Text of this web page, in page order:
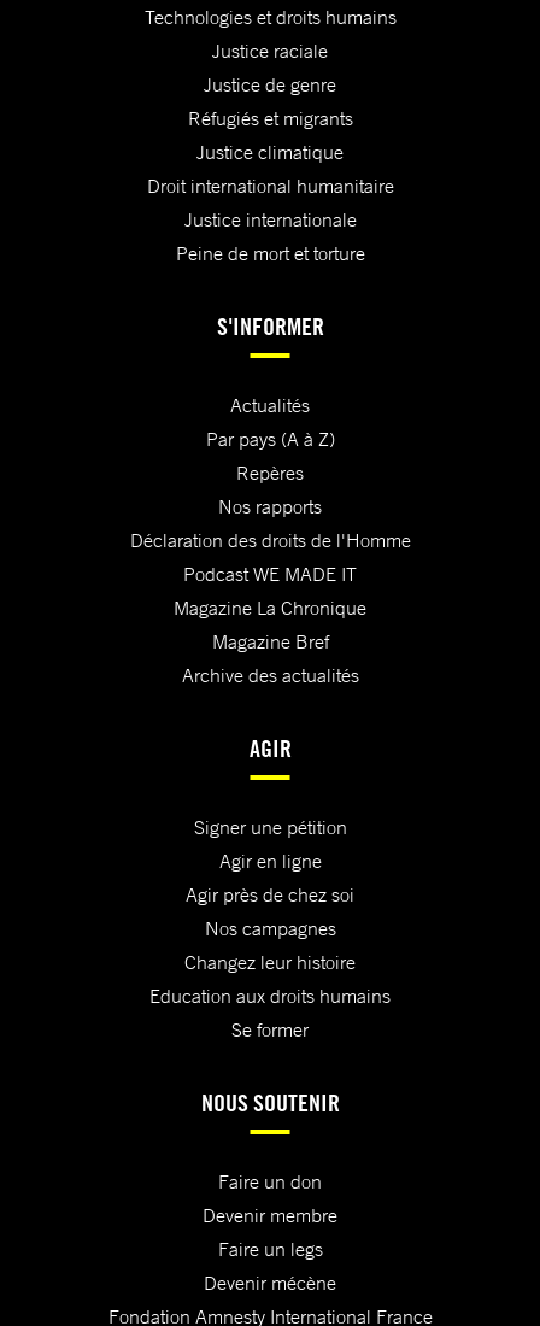
Technologies et droits humains
Justice raciale
Justice de genre
Réfugiés et migrants
Justice climatique
Droit international humanitaire
Justice internationale
Peine de mort et torture
S'INFORMER
Actualités
Par pays (A à Z)
Repères
Nos rapports
Déclaration des droits de l'Homme
Podcast WE MADE IT
Magazine La Chronique
Magazine Bref
Archive des actualités
AGIR
Signer une pétition
Agir en ligne
Agir près de chez soi
Nos campagnes
Changez leur histoire
Education aux droits humains
Se former
NOUS SOUTENIR
Faire un don
Devenir membre
Faire un legs
Devenir mécène
Fondation Amnesty International France